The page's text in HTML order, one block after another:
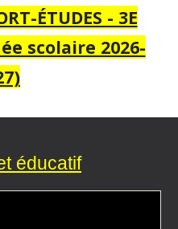
ÉTUDES - 3E
scolaire 2026-
éducatif